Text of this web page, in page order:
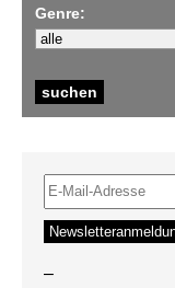
Genre:
–